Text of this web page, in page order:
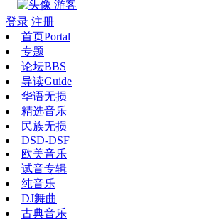
游客
登录 注册
首页Portal
专题
论坛BBS
导读Guide
华语无损
精选音乐
民族无损
DSD-DSF
欧美音乐
试音专辑
纯音乐
DJ舞曲
古典音乐